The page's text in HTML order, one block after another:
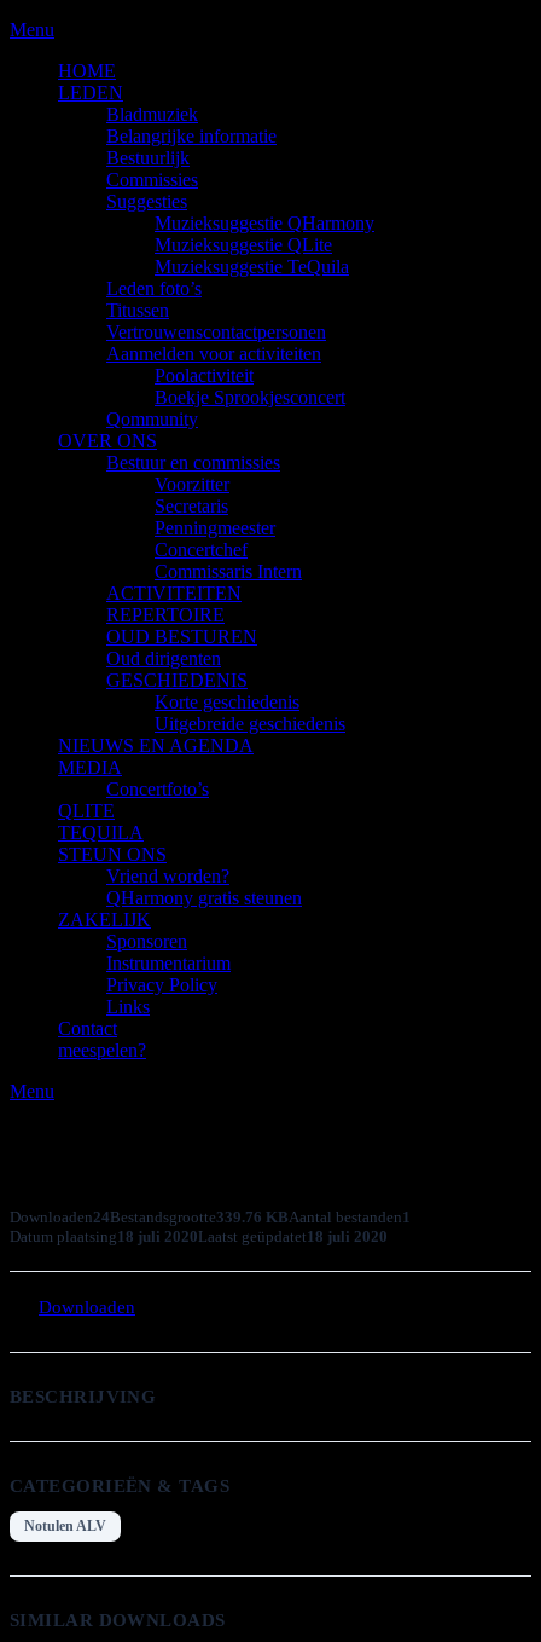
Skip
content
Menu
HOME
LEDEN
Bladmuziek
Belangrijke informatie
Bestuurlijk
Commissies
Suggesties
Muzieksuggestie QHarmony
Muzieksuggestie QLite
Muzieksuggestie TeQuila
Leden foto’s
Titussen
Vertrouwenscontactpersonen
Aanmelden voor activiteiten
Poolactiviteit
Boekje Sprookjesconcert
Qommunity
OVER ONS
Bestuur en commissies
Voorzitter
Secretaris
Penningmeester
Concertchef
Commissaris Intern
ACTIVITEITEN
REPERTOIRE
OUD BESTUREN
Oud dirigenten
GESCHIEDENIS
Korte geschiedenis
Uitgebreide geschiedenis
NIEUWS EN AGENDA
MEDIA
Concertfoto’s
QLITE
TEQUILA
STEUN ONS
Vriend worden?
QHarmony gratis steunen
ZAKELIJK
Sponsoren
Instrumentarium
Privacy Policy
Links
Contact
meespelen?
Menu
Downloaden24Bestandsgrootte339.76 KBAantal bestanden1
Datum plaatsing18 juli 2020Laatst geüpdatet18 juli 2020
Downloaden
BESCHRIJVING
CATEGORIEËN & TAGS
Notulen ALV
SIMILAR DOWNLOADS